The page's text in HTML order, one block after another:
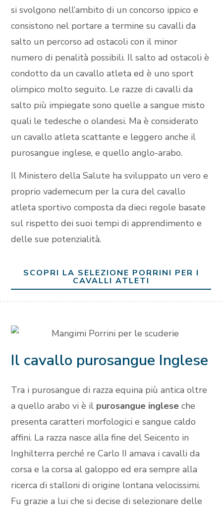
si svolgono nell’ambito di un concorso ippico e
consistono nel portare a termine su cavalli da
salto un percorso ad ostacoli con il minor
numero di penalità possibili. Il salto ad ostacoli è
condotto da un cavallo atleta ed è uno sport
olimpico molto seguito. Le razze di cavalli da
salto più impiegate sono quelle a sangue misto
quali le tedesche o olandesi. Ma è considerato
un cavallo atleta scattante e leggero anche il
purosangue inglese, e quello anglo-arabo.
Il Ministero della Salute ha sviluppato un vero e
proprio vademecum per la cura del cavallo
atleta sportivo composta da dieci regole basate
sul rispetto dei suoi tempi di apprendimento e
delle sue potenzialità.
SCOPRI LA SELEZIONE PORRINI PER I
CAVALLI ATLETI
Il cavallo purosangue Inglese
Tra i purosangue di razza equina più antica oltre
a quello arabo vi è il purosangue inglese che
presenta caratteri morfologici e sangue caldo
affini. La razza nasce alla fine del Seicento in
Inghilterra perché re Carlo II amava i cavalli da
corsa e la corsa al galoppo ed era sempre alla
ricerca di stalloni di origine lontana velocissimi.
Fu grazie a lui che si decise di selezionare delle